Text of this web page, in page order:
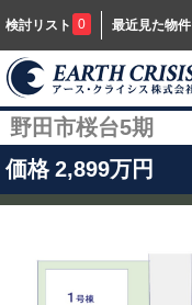
検討リスト 0 最近見た物件
野田市桜台5期
価格 2,899万円